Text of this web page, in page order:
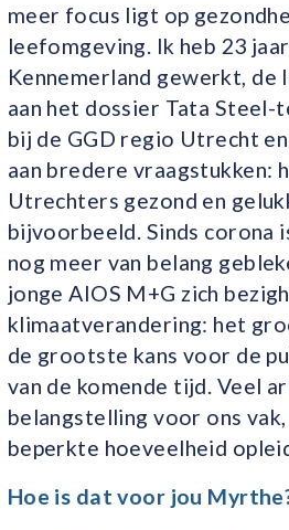
meer focus ligt op
leefomgeving. Ik heb 23
Kennemerland gewerkt, de
aan het dossier Tata Steel-
bij de GGD regio Utrecht
aan bredere vraagstukken:
Utrechters gezond en
bijvoorbeeld. Sinds corona
nog meer van belang
jonge AIOS M+G zich
klimaatverandering: het
de grootste kans voor de
van de komende tijd. Veel
belangstelling voor ons
beperkte hoeveelheid
Hoe is dat voor jou